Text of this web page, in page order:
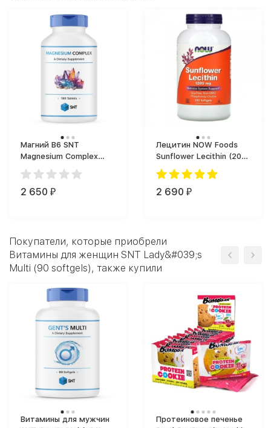
Магний B6 SNT
Magnesium Complex
(180 таб.)
2 650 ₽
Лецитин NOW Foods
Sunflower Lecithin (200
капс.)
2 690 ₽
Покупатели, которые приобрели
Витамины для женщин SNT Lady&#039;s
Multi (90 softgels), также купили
Витамины для мужчин
Протеиновое печенье